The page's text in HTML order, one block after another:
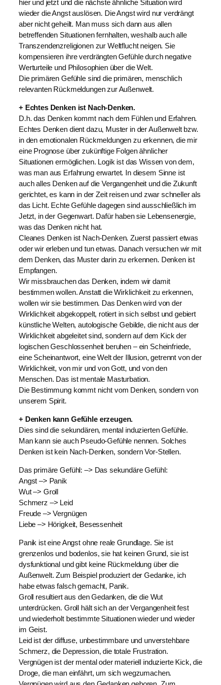
hier und jetzt und die nächste ähnliche Situation wird
wieder die Angst auslösen. Die Angst wird nur verdrängt
aber nicht geheilt. Man muss sich dann aus allen
betreffenden Situationen fernhalten, weshalb auch alle
Transzendenzreligionen zur Weltflucht neigen. Sie
kompensieren ihre verdrängten Gefühle durch negative
Werturteile und Philosophien über die Welt.
Die primären Gefühle sind die primären, menschlich
relevanten Rückmeldungen zur Außenwelt.
+ Echtes Denken ist Nach-Denken.
D.h. das Denken kommt nach dem Fühlen und Erfahren.
Echtes Denken dient dazu, Muster in der Außenwelt bzw.
in den emotionalen Rückmeldungen zu erkennen, die mir
eine Prognose über zukünftige Folgen ähnlicher
Situationen ermöglichen. Logik ist das Wissen von dem,
was man aus Erfahrung erwartet. In diesem Sinne ist
auch alles Denken auf die Vergangenheit und die Zukunft
gerichtet, es kann in der Zeit reisen und zwar schneller als
das Licht. Echte Gefühle dagegen sind ausschließlich im
Jetzt, in der Gegenwart. Dafür haben sie Lebensenergie,
was das Denken nicht hat.
Cleanes Denken ist Nach-Denken. Zuerst passiert etwas
oder wir erleben und tun etwas. Danach versuchen wir mit
dem Denken, das Muster darin zu erkennen. Denken ist
Empfangen.
Wir missbrauchen das Denken, indem wir damit
bestimmen wollen. Anstatt die Wirklichkeit zu erkennen,
wollen wir sie bestimmen. Das Denken wird von der
Wirklichkeit abgekoppelt, rotiert in sich selbst und gebiert
künstliche Welten, autologische Gebilde, die nicht aus der
Wirklichkeit abgeleitet sind, sondern auf dem Kick der
logischen Geschlossenheit beruhen – ein Scheinfriede,
eine Scheinantwort, eine Welt der Illusion, getrennt von der
Wirklichkeit, von mir und von Gott, und von den
Menschen. Das ist mentale Masturbation.
Die Bestimmung kommt nicht vom Denken, sondern von
unserem Spirit.
+ Denken kann Gefühle erzeugen.
Dies sind die sekundären, mental induzierten Gefühle.
Man kann sie auch Pseudo-Gefühle nennen. Solches
Denken ist kein Nach-Denken, sondern Vor-Stellen.
Das primäre Gefühl: –> Das sekundäre Gefühl:
Angst –> Panik
Wut –> Groll
Schmerz –> Leid
Freude –> Vergnügen
Liebe –> Hörigkeit, Besessenheit
Panik ist eine Angst ohne reale Grundlage. Sie ist
grenzenlos und bodenlos, sie hat keinen Grund, sie ist
dysfunktional und gibt keine Rückmeldung über die
Außenwelt. Zum Beispiel produziert der Gedanke, ich
habe etwas falsch gemacht, Panik.
Groll resultiert aus den Gedanken, die die Wut
unterdrücken. Groll hält sich an der Vergangenheit fest
und wiederholt bestimmte Situationen wieder und wieder
im Geist.
Leid ist der diffuse, unbestimmbare und unverstehbare
Schmerz, die Depression, die totale Frustration.
Vergnügen ist der mental oder materiell induzierte Kick, die
Droge, die man einfährt, um sich wegzumachen.